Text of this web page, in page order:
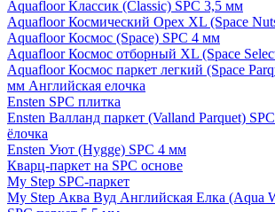
Aquafloor Классик (Classic) SPC 3,5 мм
Aquafloor Космический Орех XL (Space
Aquafloor Космос (Space) SPC 4 мм
Aquafloor Космос отборный XL (Space
Aquafloor Космос паркет легкий (Space
мм Английская елочка
Ensten SPC плитка
Ensten Валланд паркет (Valland Parquet)
ёлочка
Ensten Уют (Hygge) SPC 4 мм
Кварц-паркет на SPC основе
My Step SPC-паркет
My Step Аква Вуд Английская Елка (Aqua